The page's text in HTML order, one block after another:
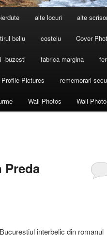
alte locuri alte
bellu costeiu Cover
-buzesti fabrica margina
Profile Pictures rememorari
Wall Photos Wall
Preda
interbelic din romanul